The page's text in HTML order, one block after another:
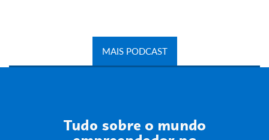
MAIS PODCAST